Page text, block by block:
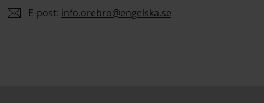
E-post: info.orebro@engelska.se